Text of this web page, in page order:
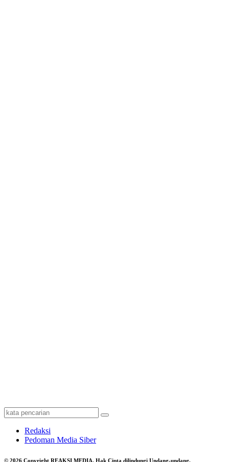
Redaksi
Pedoman Media Siber
© 2026 Copyright REAKSI MEDIA, Hak Cipta dilindungi Undang-undang.